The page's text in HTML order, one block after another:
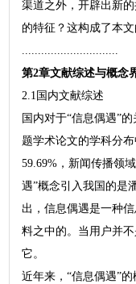
渠道之外，开辟出新
的特征？这构成了本文
..............................
第2章文献综述与概念
2.1国内文献综述
国内对于“信息偶遇”
题学术论文的学科分
59.69%，新闻传播领
遇”概念引入我国的是
出，信息偶遇是一种
料之中的。当用户并
它。
近年来，“信息偶遇”